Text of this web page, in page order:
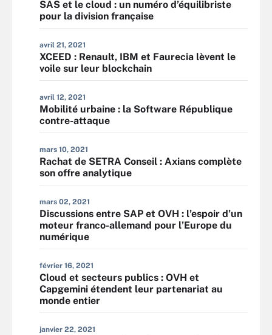
SAS et le cloud : un numéro d’équilibriste
pour la division française
avril 21, 2021
XCEED : Renault, IBM et Faurecia lèvent le
voile sur leur blockchain
avril 12, 2021
Mobilité urbaine : la Software République
contre-attaque
mars 10, 2021
Rachat de SETRA Conseil : Axians complète
son offre analytique
mars 02, 2021
Discussions entre SAP et OVH : l’espoir d’un
moteur franco-allemand pour l’Europe du
numérique
février 16, 2021
Cloud et secteurs publics : OVH et
Capgemini étendent leur partenariat au
monde entier
janvier 22, 2021